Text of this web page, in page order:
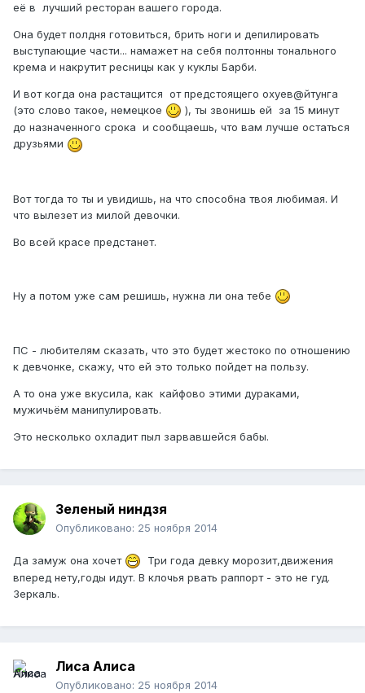
её в лучший ресторан вашего города.
Она будет полдня готовиться, брить ноги и депилировать
выступающие части... намажет на себя полтонны тонального
крема и накрутит ресницы как у куклы Барби.
И вот когда она растащится от предстоящего охуев@йтунга
(это слово такое, немецкое
), ты звонишь ей за 15 минут
до назначенного срока и сообщаешь, что вам лучше остаться
друзьями
Вот тогда то ты и увидишь, на что способна твоя любимая. И
что вылезет из милой девочки.
Во всей красе предстанет.
Ну а потом уже сам решишь, нужна ли она тебе
ПС - любителям сказать, что это будет жестоко по отношению
к девчонке, скажу, что ей это только пойдет на пользу.
А то она уже вкусила, как кайфово этими дураками,
мужичьём манипулировать.
Это несколько охладит пыл зарвавшейся бабы.
Зеленый ниндзя
Опубликовано: 25 ноября 2014
Да замуж она хочет
Три года девку морозит,движения
вперед нету,годы идут. В клочья рвать раппорт - это не гуд.
Зеркаль.
Лиса Алиса
Опубликовано: 25 ноября 2014